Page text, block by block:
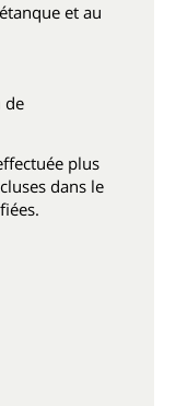
et au
de
plus
dans le